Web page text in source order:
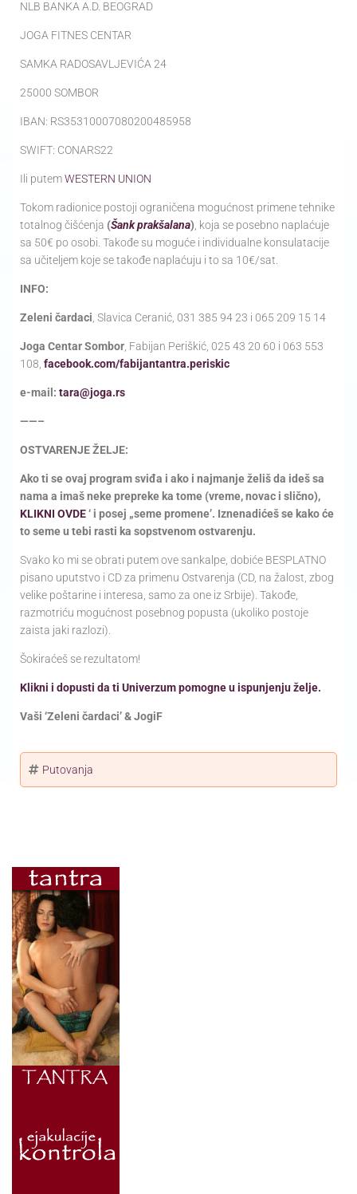
NLB BANKA A.D. BEOGRAD
JOGA FITNES CENTAR
SAMKA RADOSAVLJEVIĆA 24
25000 SOMBOR
IBAN: RS35310007080200485958
SWIFT: CONARS22
Ili putemWESTERN UNION
Tokom radionice postoji ograničena mogućnost primene tehnike
totalnog čišćenja (Šank prakšalana) , koja se posebno naplaćuje
sa 50€ po osobi. Takođe su moguće i individualne konsulatacije
sa učiteljem koje se takođe naplaćuju i to sa 10€/sat.
INFO:
Zeleni čardaci , Slavica Ceranić, 031 385 94 23 i 065 209 15 14
Joga Centar Sombor , Fabijan Periškić, 025 43 20 60 i 063 553
108, facebook.com/fabijantantra.periskic
e-mail: tara@joga.rs
——–
OSTVARENJE ŽELJE:
Ako ti se ovaj program sviđa i ako i najmanje želiš da ideš sa
nama a imaš neke prepreke ka tome (vreme, novac i slično),
KLIKNI OVDE‘ i posej „seme promene’. Iznenadićeš se kako će
to seme u tebi rasti ka sopstvenom ostvarenju.
Svako ko mi se obrati putem ove sankalpe, dobiće BESPLATNO
pisano uputstvo i CD za primenu Ostvarenja (CD, na žalost, zbog
velike poštarine i interesa, samo za one iz Srbije). Takođe,
razmotriću mogućnost posebnog popusta (ukoliko postoje
zaista jaki razlozi).
Šokiraćeš se rezultatom!
Klikni i dopusti da ti Univerzum pomogne u ispunjenju želje.
Vaši ‘Zeleni čardaci’ & JogiF
Putovanja